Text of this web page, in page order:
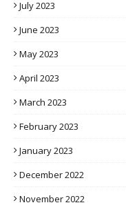
July 2023
June 2023
May 2023
April 2023
March 2023
February 2023
January 2023
December 2022
November 2022